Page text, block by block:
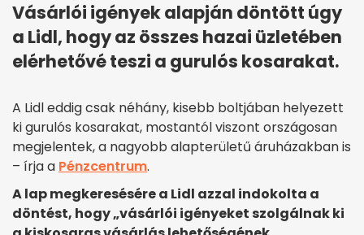
Vásárlói igények alapján döntött úgy
a Lidl, hogy az összes hazai üzletében
elérhetővé teszi a gurulós kosarakat.
A Lidl eddig csak néhány, kisebb boltjában helyezett
ki gurulós kosarakat, mostantól viszont országosan
megjelentek, a nagyobb alapterületű áruházakban is
– írja a Pénzcentrum.
A lap megkeresésére a Lidl azzal indokolta a
döntést, hogy „vásárlói igényeket szolgálnak ki